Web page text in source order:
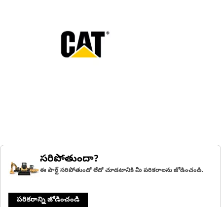
సరిపోతుందా?
ఈ పార్ట్ సరిపోతుందో లేదో చూడటానికి మీ పరికరాలను జోడించండి.
పరికరాన్ని జోడించండి